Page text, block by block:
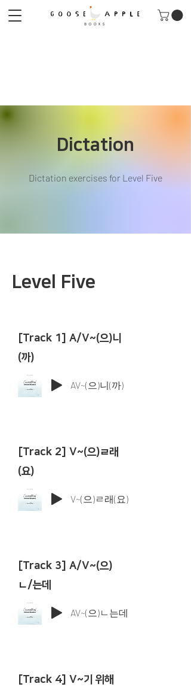
Dictation
Dictation exercises for Level Five
Level Five
[Track 1] A/V~(으)니
(까)
AV~(으)니(까)
[Track 2] V~(으)ㄹ래
(요)
V~(으)ㄹ래(요)
[Track 3] A/V~(으)
ㄴ/는데
AV~(으)ㄴ는데
[Track 4] V~기 위해